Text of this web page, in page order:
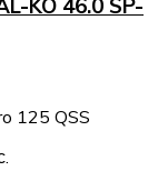
125 QSS